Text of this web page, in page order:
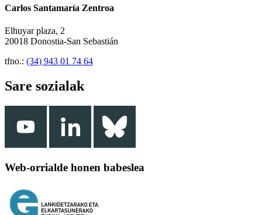
Carlos Santamaría Zentroa
Elhuyar plaza, 2
20018 Donostia-San Sebastián
tfno.: (34) 943 01 74 64
Sare sozialak
Web-orrialde honen babeslea